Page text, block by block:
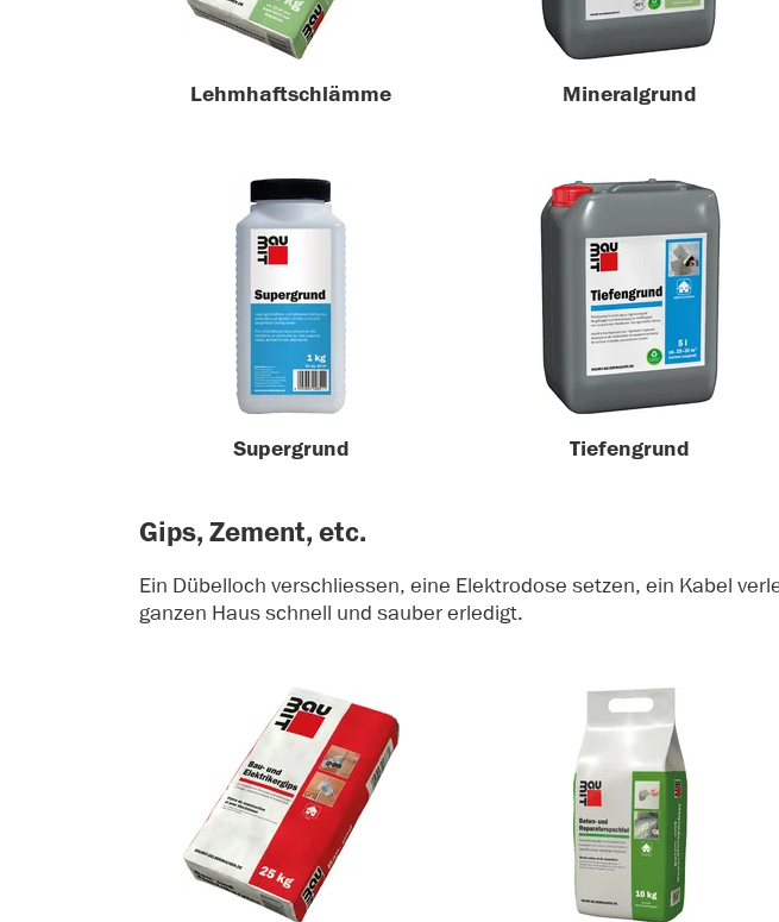
Lehmhaftschlämme Mineralgrund
Supergrund Tiefengrund
Gips, Zement, etc.
Ein Dübelloch verschliessen, eine Elektrodose setzen, ein Kabel
ganzen Haus schnell und sauber erledigt.